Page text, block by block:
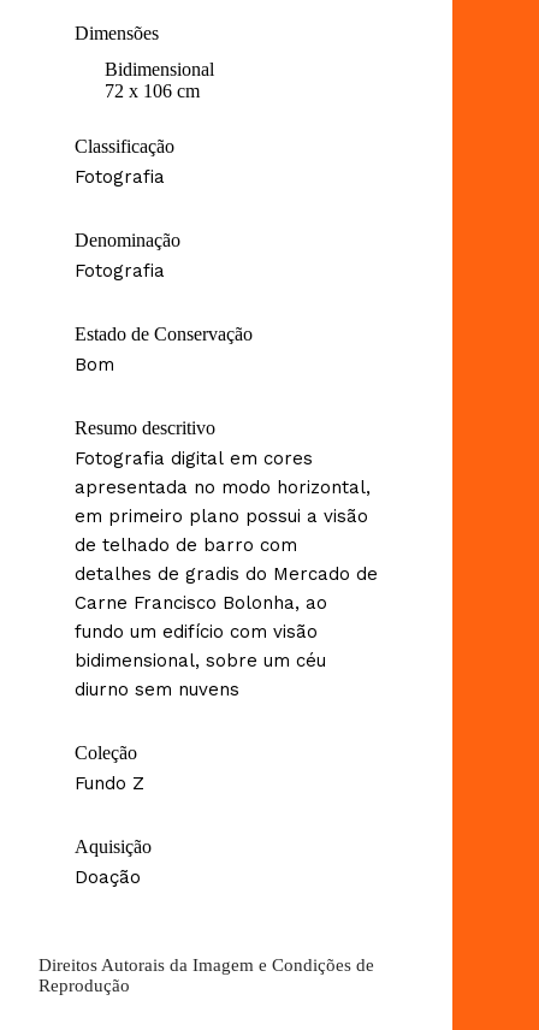
Dimensões
Bidimensional
72 x 106 cm
Classificação
Fotografia
Denominação
Fotografia
Estado de Conservação
Bom
Resumo descritivo
Fotografia digital em cores
apresentada no modo horizontal,
em primeiro plano possui a visão
de telhado de barro com
detalhes de gradis do Mercado de
Carne Francisco Bolonha, ao
fundo um edifício com visão
bidimensional, sobre um céu
diurno sem nuvens
Coleção
Fundo Z
Aquisição
Doação
Direitos Autorais da Imagem e Condições de
Reprodução